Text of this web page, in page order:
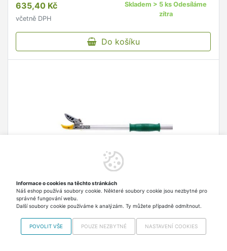
635,40 Kč
včetně DPH
Skladem > 5 ks Odesíláme
zítra
Do košíku
Nůžky prodloužené, 150 cm
rukojetí vyrobeny z hliníku rukojeť se hladce
posouvá po celé délce nůžek zubové úchyty za
Informace o cookies na těchto stránkách
Náš eshop používá soubory cookie. Některé soubory cookie jsou nezbytné pro
správné fungování webu.
Další soubory cookie používáme k analýzám. Ty můžete případně odmítnout.
POVOLIT VŠE POUZE NEZBYTNÉ NASTAVENÍ COOKIES